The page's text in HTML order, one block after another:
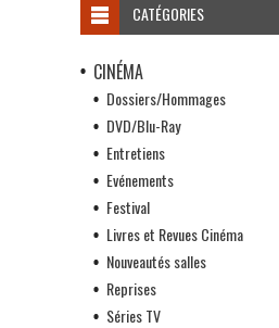
CATÉGORIES
CINÉMA
Dossiers/Hommages
DVD/Blu-Ray
Entretiens
Evénements
Festival
Livres et Revues Cinéma
Nouveautés salles
Reprises
Séries TV